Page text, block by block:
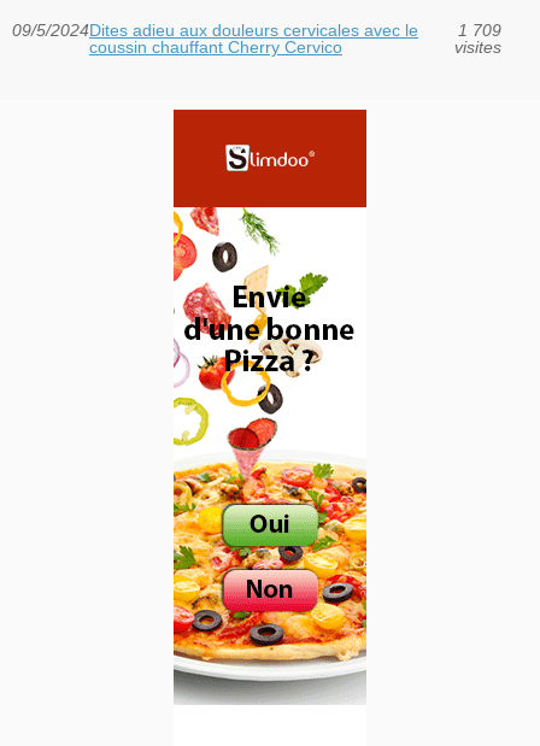
09/5/2024Dites adieu aux douleurs cervicales avec le
coussin chauffant Cherry Cervico
1 709
visites